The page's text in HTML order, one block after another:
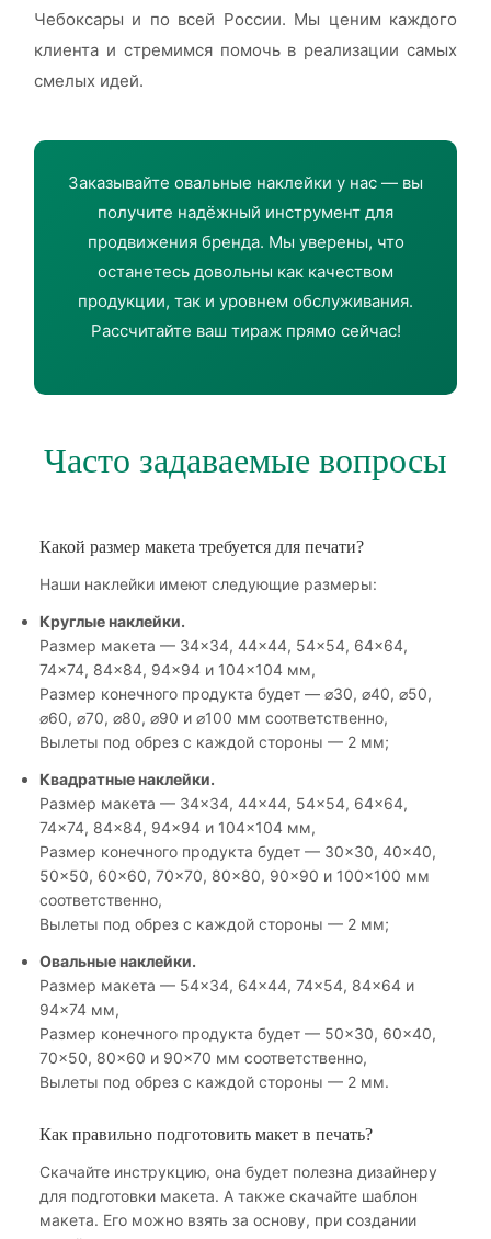
Чебоксары и по всей России. Мы ценим каждого
клиента и стремимся помочь в реализации самых
смелых идей.
Заказывайте овальные наклейки у нас — вы
получите надёжный инструмент для
продвижения бренда. Мы уверены, что
останетесь довольны как качеством
продукции, так и уровнем обслуживания.
Рассчитайте ваш тираж прямо сейчас!
Часто задаваемые вопросы
Какой размер макета требуется для печати?
Наши наклейки имеют следующие размеры:
Круглые наклейки.
Размер макета — 34×34, 44×44, 54×54, 64×64,
74×74, 84×84, 94×94 и 104×104 мм,
Размер конечного продукта будет — ⌀30, ⌀40, ⌀50,
⌀60, ⌀70, ⌀80, ⌀90 и ⌀100 мм соответственно,
Вылеты под обрез с каждой стороны — 2 мм;
Квадратные наклейки.
Размер макета — 34×34, 44×44, 54×54, 64×64,
74×74, 84×84, 94×94 и 104×104 мм,
Размер конечного продукта будет — 30×30, 40×40,
50×50, 60×60, 70×70, 80×80, 90×90 и 100×100 мм
соответственно,
Вылеты под обрез с каждой стороны — 2 мм;
Овальные наклейки.
Размер макета — 54×34, 64×44, 74×54, 84×64 и
94×74 мм,
Размер конечного продукта будет — 50×30, 60×40,
70×50, 80×60 и 90×70 мм соответственно,
Вылеты под обрез с каждой стороны — 2 мм.
Как правильно подготовить макет в печать?
Скачайте инструкцию, она будет полезна дизайнеру
для подготовки макета. А также скачайте шаблон
макета. Его можно взять за основу, при создании